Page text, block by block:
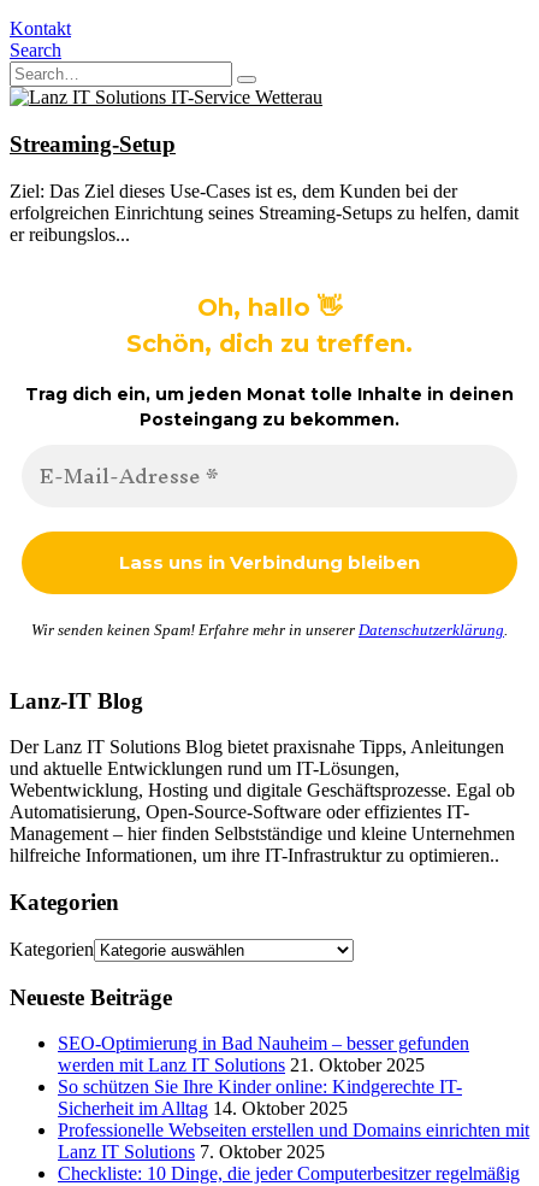
Kontakt
Search
Streaming-Setup
Ziel: Das Ziel dieses Use-Cases ist es, dem Kunden bei der
erfolgreichen Einrichtung seines Streaming-Setups zu helfen, damit
er reibungslos...
Oh, hallo 👋
Schön, dich zu treffen.
Trag dich ein, um jeden Monat tolle Inhalte in deinen
Posteingang zu bekommen.
Wir senden keinen Spam! Erfahre mehr in unserer Datenschutzerklärung
Lanz-IT Blog
Der Lanz IT Solutions Blog bietet praxisnahe Tipps, Anleitungen
und aktuelle Entwicklungen rund um IT-Lösungen,
Webentwicklung, Hosting und digitale Geschäftsprozesse. Egal ob
Automatisierung, Open-Source-Software oder effizientes IT-
Management – hier finden Selbstständige und kleine Unternehmen
hilfreiche Informationen, um ihre IT-Infrastruktur zu optimieren..
Kategorien
Kategorien
Neueste Beiträge
SEO-Optimierung in Bad Nauheim – besser gefunden
werden mit Lanz IT Solutions 21. Oktober 2025
So schützen Sie Ihre Kinder online: Kindgerechte IT-
Sicherheit im Alltag 14. Oktober 2025
Professionelle Webseiten erstellen und Domains einrichten mit
Lanz IT Solutions 7. Oktober 2025
Checkliste: 10 Dinge, die jeder Computerbesitzer regelmäßig